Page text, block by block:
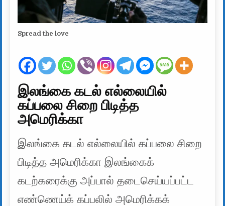
Spread the love
இலங்கை கடல் எல்லையில்
கப்பலை சிறை பிடித்த
அமெரிக்கா
இலங்கை கடல் எல்லையில் கப்பலை சிறை
பிடித்த அமெரிக்கா இலங்கைக்
கடற்கரைக்கு அப்பால் தடைசெய்யப்பட்ட
எண்ணெய்க் கப்பலில் அமெரிக்கக்